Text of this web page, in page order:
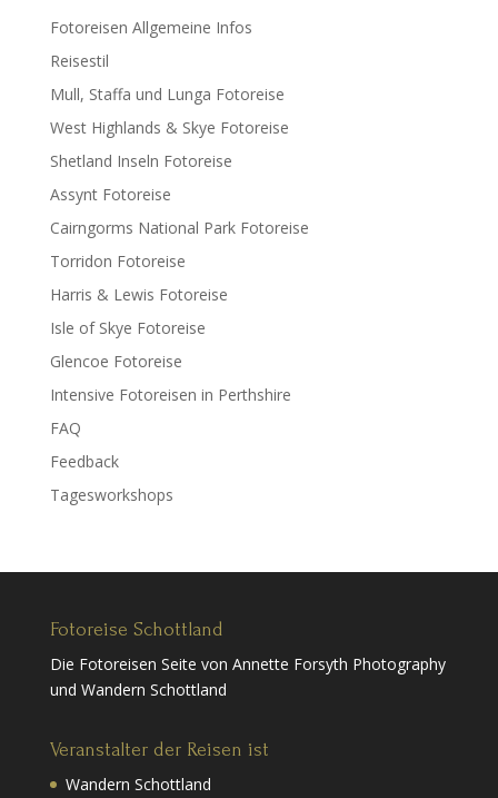
Fotoreisen Allgemeine Infos
Reisestil
Mull, Staffa und Lunga Fotoreise
West Highlands & Skye Fotoreise
Shetland Inseln Fotoreise
Assynt Fotoreise
Cairngorms National Park Fotoreise
Torridon Fotoreise
Harris & Lewis Fotoreise
Isle of Skye Fotoreise
Glencoe Fotoreise
Intensive Fotoreisen in Perthshire
FAQ
Feedback
Tagesworkshops
Fotoreise Schottland
Die Fotoreisen Seite von Annette Forsyth Photography
und Wandern Schottland
Veranstalter der Reisen ist
Wandern Schottland